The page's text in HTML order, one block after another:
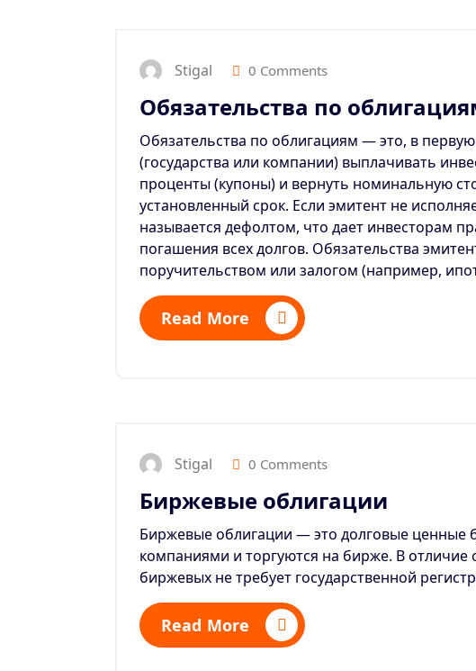
Stigal 0 Comments
Обязательства по
Обязательства по облигациям — это, в
(государства или компании) выплачивать
проценты (купоны) и вернуть номинальную
установленный срок. Если эмитент не
называется дефолтом, что дает инвесторам
погашения всех долгов. Обязательства
поручительством или залогом (например,
Read More
Stigal 0 Comments
Биржевые облигации
Биржевые облигации — это долговые ценные
компаниями и торгуются на бирже. В отличие
биржевых не требует государственной
Read More